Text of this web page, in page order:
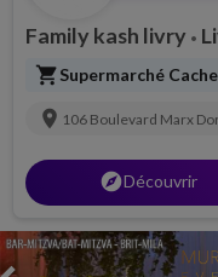
Family kash livry •
shopping_cartSupermarché
location_on 106 Boulevard Marx
explorerDécouvrir
Previous